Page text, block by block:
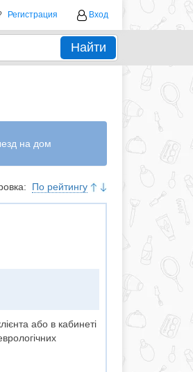
Регистрация Вход
Найти
на дом
По рейтингу
або в кабинеті